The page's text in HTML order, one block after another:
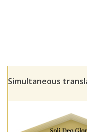
Simultaneous